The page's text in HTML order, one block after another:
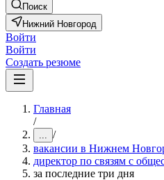
Поиск
Нижний Новгород
Войти
Войти
Создать резюме
Главная
/
... /
вакансии в Нижнем
директор по связям с
за последние три дня